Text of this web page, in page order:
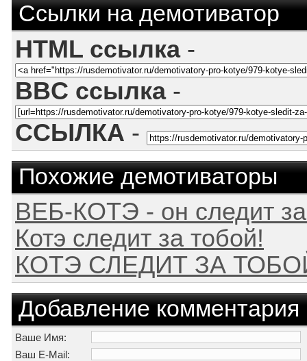
Ссылки на демотиватор
HTML ссылка-
BBC ссылка-
ССЫЛКА -
Похожие демотиваторы
ВЕБ-КОТЭ - он следит
Котэ следит за тобой!
КОТЭ СЛЕДИТ ЗА
Добавление комментария
Ваше Имя:
Ваш E-Mail: